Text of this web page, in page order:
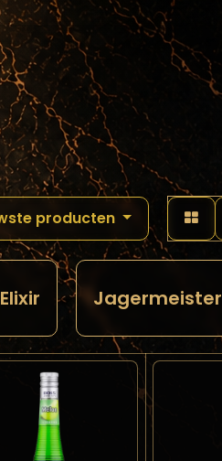
Assortiment Blog
producten
Elixir Jagermeister